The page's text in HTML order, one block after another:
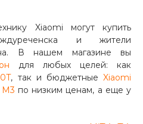
Xiaomi могут купить
и жители
В нашем магазине вы
для любых целей: как
, так и бюджетныеXiaomi
по низким ценам, а еще у